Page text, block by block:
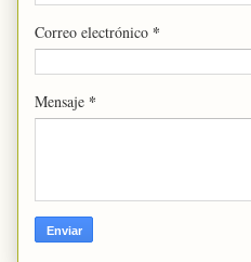
Correo electrónico *
Mensaje *